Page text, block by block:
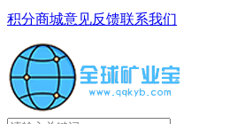
积分商城意见反馈联系我们